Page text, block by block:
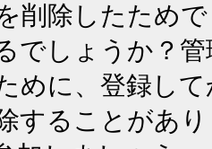
削除したため
でしょうか？
めに、登録し
することがあ